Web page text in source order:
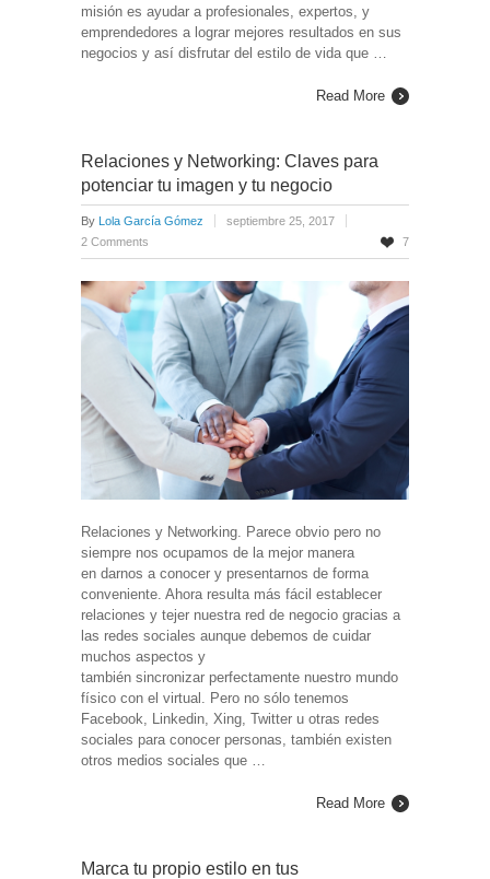
misión es ayudar a profesionales, expertos, y
emprendedores a lograr mejores resultados en sus
negocios y así disfrutar del estilo de vida que …
Read More
Relaciones y Networking: Claves para
potenciar tu imagen y tu negocio
By Lola García Gómez
septiembre 25, 2017
2 Comments
7
Relaciones y Networking. Parece obvio pero no
siempre nos ocupamos de la mejor manera
en darnos a conocer y presentarnos de forma
conveniente. Ahora resulta más fácil establecer
relaciones y tejer nuestra red de negocio gracias a
las redes sociales aunque debemos de cuidar
muchos aspectos y
también sincronizar perfectamente nuestro mundo
físico con el virtual. Pero no sólo tenemos
Facebook, Linkedin, Xing, Twitter u otras redes
sociales para conocer personas, también existen
otros medios sociales que …
Read More
Marca tu propio estilo en tus